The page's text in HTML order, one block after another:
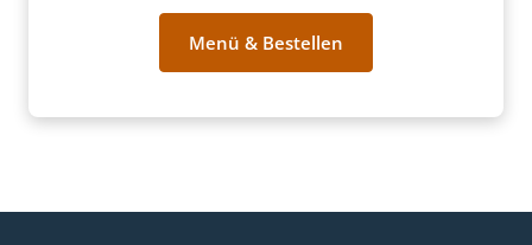
Menü & Bestellen